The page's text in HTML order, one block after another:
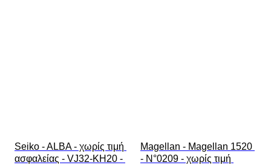
Seiko - ALBA - χωρίς τιμή
ασφαλείας - VJ32-KH20 -
Magellan - Magellan 1520
- N°0209 - χωρίς τιμή